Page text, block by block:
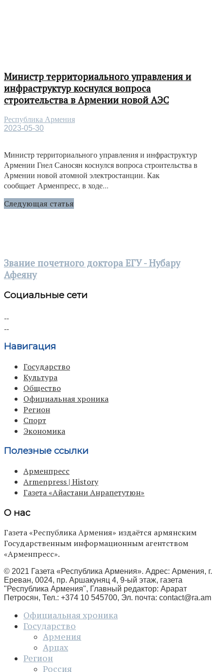
Министр территориального управления и
инфраструктур коснулся вопроса
строительства в Армении новой АЭС
Республика Армения
2023-05-30
Министр территориального управления и инфраструктур
Армении Гнел Саносян коснулся вопроса строительства в
Армении новой атомной электростанции. Как
сообщает Арменпресс, в ходе...
Следующая статья
Звание почетного доктора ЕГУ - Нубару
Афеяну
Социальные сети
Навигация
Государство
Культура
Общество
Официальная хроника
Регион
Спорт
Экономика
Полезные ссылки
Арменпресс
Armenpress | History
Газета «Айастани Анрапетутюн»
О нас
Газета «Республика Армения» издаётся армянским
Государственным информационным агентством
«Арменпресс».
© 2021 Газета «Республика Армения». Адрес: Армения, г.
Ереван, 0024, пр. Аршакуняц 4, 9-ый этаж, газета
"Республика Армения", Главный редактор: Арарат
Петросян, Тел.: +374 10 545700, Эл. почта: contact@ra.am
Официальная хроника
Государство
Армения
Арцах
Регион
Россия